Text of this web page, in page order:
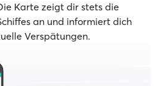
Karte zeigt dir stets die
an und informiert dich
Verspätungen.